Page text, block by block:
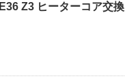
E36 Z3 ヒーターコア交換